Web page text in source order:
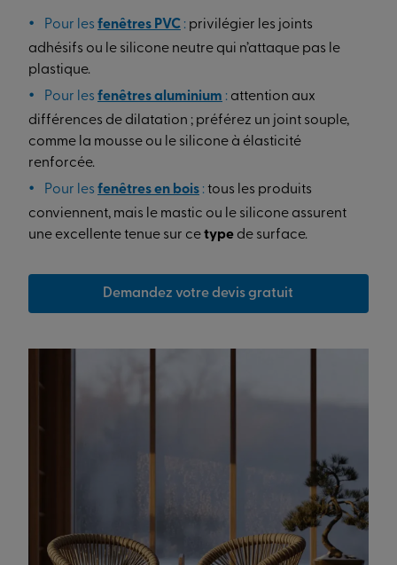
Pour les fenêtres PVC : privilégier les joints
adhésifs ou le silicone neutre qui n’attaque pas le
plastique.
Pour les fenêtres aluminium : attention aux
différences de dilatation ; préférez un joint souple,
comme la mousse ou le silicone à élasticité
renforcée.
Pour les fenêtres en bois :tous les produits
conviennent, mais le mastic ou le silicone assurent
une excellente tenue sur cetype de surface.
Demandez votre devis gratuit